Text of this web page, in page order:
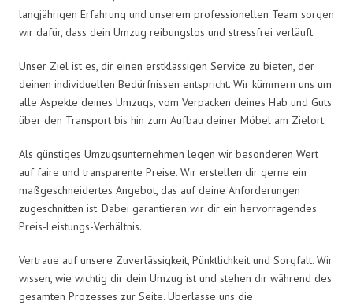
langjährigen Erfahrung und unserem professionellen Team sorgen
wir dafür, dass dein Umzug reibungslos und stressfrei verläuft.
Unser Ziel ist es, dir einen erstklassigen Service zu bieten, der
deinen individuellen Bedürfnissen entspricht. Wir kümmern uns um
alle Aspekte deines Umzugs, vom Verpacken deines Hab und Guts
über den Transport bis hin zum Aufbau deiner Möbel am Zielort.
Als günstiges Umzugsunternehmen legen wir besonderen Wert
auf faire und transparente Preise. Wir erstellen dir gerne ein
maßgeschneidertes Angebot, das auf deine Anforderungen
zugeschnitten ist. Dabei garantieren wir dir ein hervorragendes
Preis-Leistungs-Verhältnis.
Vertraue auf unsere Zuverlässigkeit, Pünktlichkeit und Sorgfalt. Wir
wissen, wie wichtig dir dein Umzug ist und stehen dir während des
gesamten Prozesses zur Seite. Überlasse uns die